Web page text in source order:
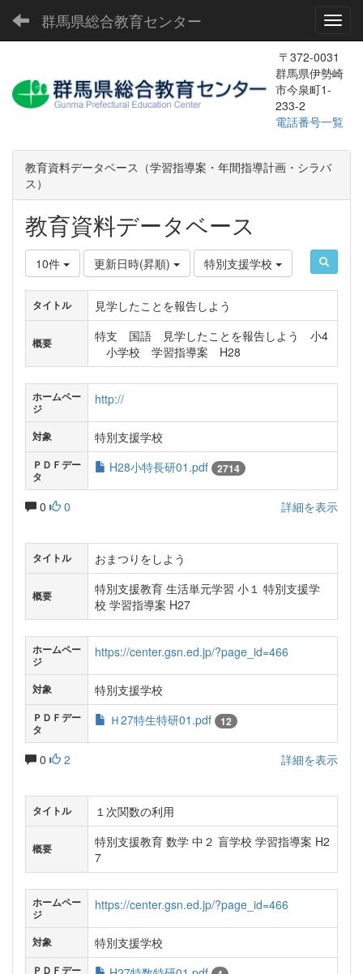
群馬県総合教育センター
〒372-0031
群馬県伊勢崎
市今泉町1-
233-2
電話番号一覧
教育資料データベース（学習指導案・年間指導計画・シラバ
ス）
教育資料データベース
10件 更新日時(昇順) 特別支援学校
タイトル 見学したことを報告しよう
概要
特支 国語 見学したことを報告しよう 小4
小学校 学習指導案 H28
ホームペー
ジ
http://
対象 特別支援学校
ＰＤＦデー
タ
H28小特長研01.pdf 2714
0 0 詳細を表示
タイトル おまつりをしよう
概要
特別支援教育 生活単元学習 小１ 特別支援学
校 学習指導案 H27
ホームペー
ジ
https://center.gsn.ed.jp/?page_id=466
対象 特別支援学校
ＰＤＦデー
タ
Ｈ27特生特研01.pdf 12
0 2 詳細を表示
タイトル １次関数の利用
概要
特別支援教育 数学 中２ 盲学校 学習指導案 H2
7
ホームペー
ジ
https://center.gsn.ed.jp/?page_id=466
対象 特別支援学校
ＰＤＦデー